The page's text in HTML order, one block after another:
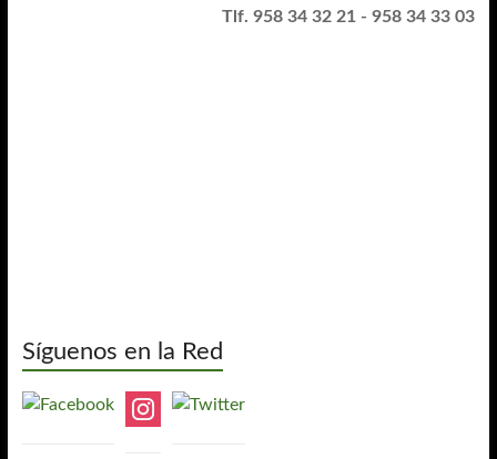
Tlf. 958 34 32 21 - 958 34 33 03
Síguenos en la Red